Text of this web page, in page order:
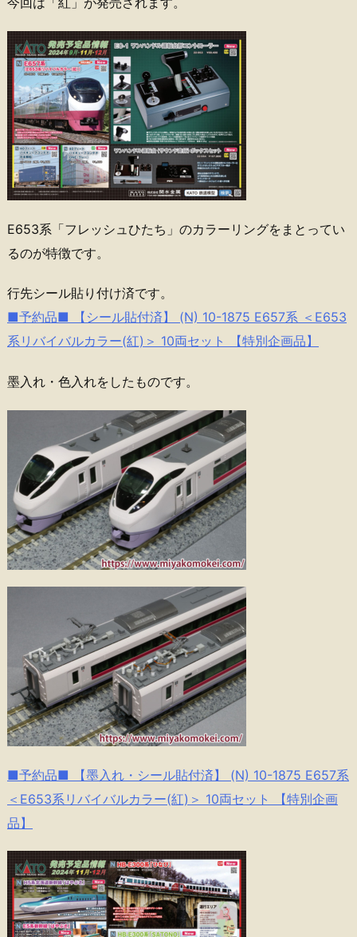
E653系「フレッシュひたち」のカラーリングをまとってい
るのが特徴です。
行先シール貼り付け済です。
■予約品■ 【シール貼付済】 (N) 10-1875 E657系 ＜E653
系リバイバルカラー(紅)＞ 10両セット 【特別企画品】
墨入れ・色入れをしたものです。
■予約品■ 【墨入れ・シール貼付済】 (N) 10-1875 E657系
＜E653系リバイバルカラー(紅)＞ 10両セット 【特別企画
品】